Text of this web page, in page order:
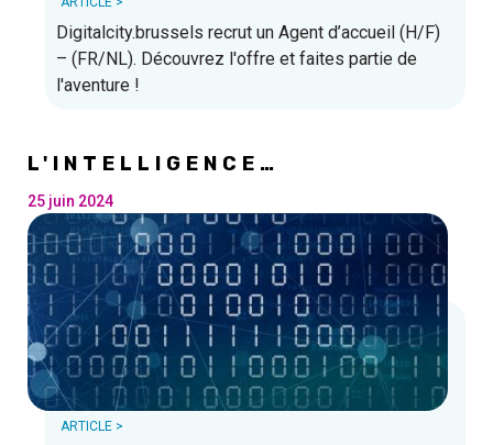
Digitalcity.brussels recrut un Agent d’accueil (H/F)
– (FR/NL). Découvrez l'offre et faites partie de
l'aventure !
L'INTELLIGENCE
CYBERSÉCURITÉ : ENJEUX,
DÉFIS ET AVENIR
25 juin 2024
ARTICLE >